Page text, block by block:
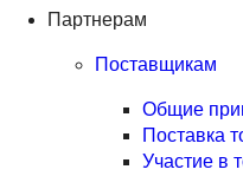
Партнерам
Поставщикам
Общие
Поставка
Участие в